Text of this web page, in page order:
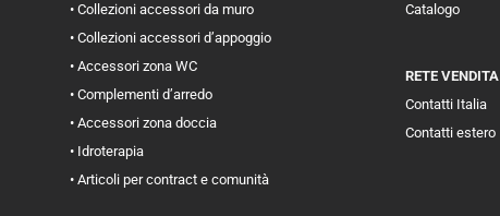
• Collezioni accessori da muro
• Collezioni accessori d’appoggio
• Accessori zona WC
• Complementi d’arredo
• Accessori zona doccia
• Idroterapia
• Articoli per contract e comunità
Catalogo
RETE VENDITA
Contatti Italia
Contatti estero